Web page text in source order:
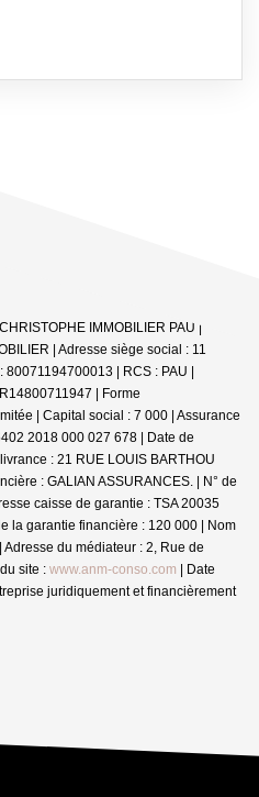
IMMOBILIER PAU |
| Adresse siège social : 11
80071194700013 | RCS : PAU |
| Forme
| Capital social : 7 000 | Assurance
2018 000 027 678 | Date de
: 21 RUE LOUIS BARTHOU
: GALIAN ASSURANCES. | N° de
caisse de garantie : TSA 20035
la garantie financière : 120 000 | Nom
du médiateur : 2, Rue de
site : www.anm-conso.com | Date
juridiquement et financièrement